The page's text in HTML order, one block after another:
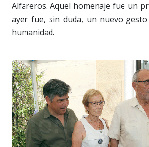
Alfareros. Aquel homenaje fue un
ayer fue, sin duda, un nuevo
humanidad.